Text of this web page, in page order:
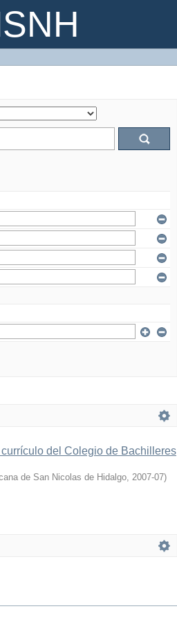
del Colegio de Bachilleres
de San Nicolas de Hidalgo, 2007-07)